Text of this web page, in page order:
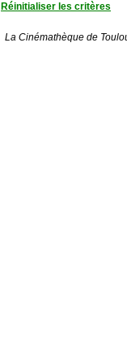
Réinitialiser les critères
La Cinémathèque de